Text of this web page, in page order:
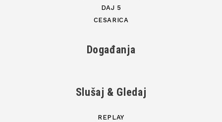
DAJ 5
CESARICA
Događanja
Slušaj & Gledaj
REPLAY